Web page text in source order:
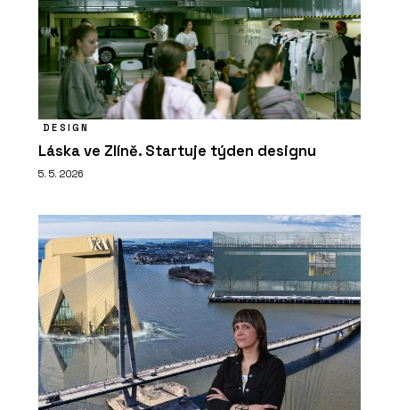
PRODUKTY
SLUŽBY
DESIGN
Láska ve Zlíně. Startuje týden designu
5. 5. 2026